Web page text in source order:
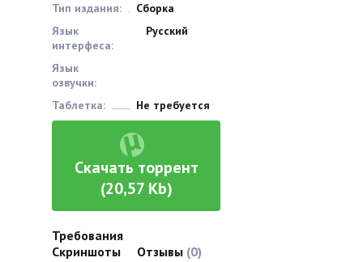
Тип издания:
Сборка
Язык
интерфеса:
Русский
Язык
озвучки:
Таблетка:
Не требуется
Скачать торрент
(20,57 Kb)
Требования
Скриншоты
Отзывы (0)